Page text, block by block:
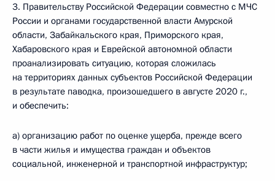
3. Правительству Российской Федерации совместно с МЧС
России и органами государственной власти Амурской
области, Забайкальского края, Приморского края,
Хабаровского края и Еврейской автономной области
проанализировать ситуацию, которая сложилась
на территориях данных субъектов Российской Федерации
в результате паводка, произошедшего в августе 2020 г.,
и обеспечить:
а) организацию работ по оценке ущерба, прежде всего
в части жилья и имущества граждан и объектов
социальной, инженерной и транспортной инфраструктур;